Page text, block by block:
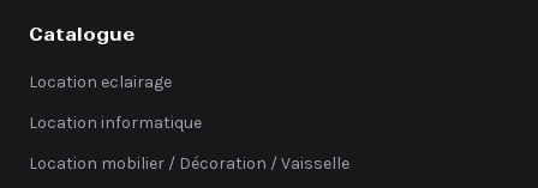
Catalogue
Location eclairage
Location informatique
Location mobilier / Décoration / Vaisselle